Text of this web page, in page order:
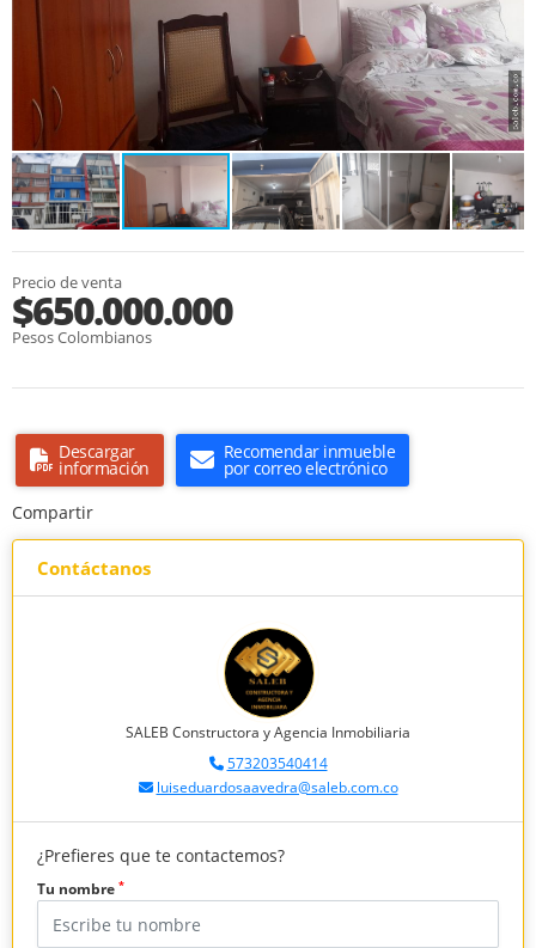
Precio de venta
$650.000.000
Pesos Colombianos
Descargar
información
Recomendar inmueble
por correo electrónico
Compartir
Contáctanos
SALEB Constructora y Agencia Inmobiliaria
573203540414
luiseduardosaavedra@saleb.com.co
¿Prefieres que te contactemos?
Tu nombre *